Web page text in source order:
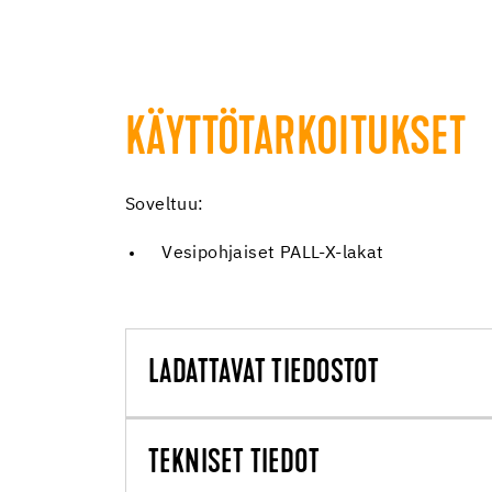
KÄYTTÖTARKOITUKSET
Soveltuu:
Vesipohjaiset PALL-X-lakat
LADATTAVAT TIEDOSTOT
TEKNISET TIEDOT